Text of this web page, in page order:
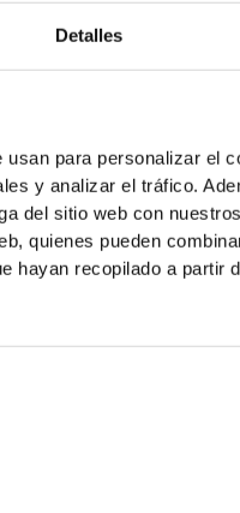
Detalles
para personalizar el
y analizar el tráfico.
del sitio web con
quienes pueden
hayan recopilado a partir